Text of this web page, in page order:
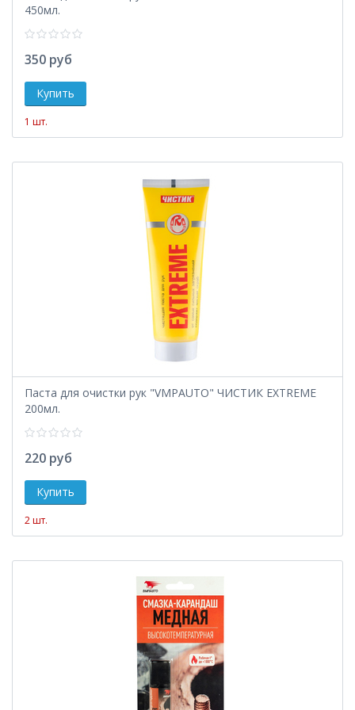
450мл.
350 руб
1 шт.
Паста для очистки рук "VMPAUTO" ЧИСТИК EXTREME
200мл.
220 руб
2 шт.